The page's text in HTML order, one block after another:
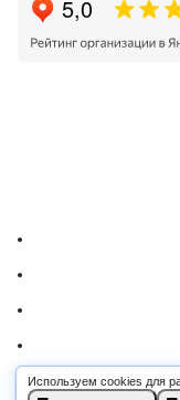
Используем cookies для
© 2026